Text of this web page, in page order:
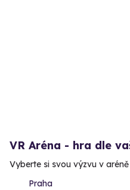
VR Aréna - hra dle
Vyberte si svou výzvu v
Praha